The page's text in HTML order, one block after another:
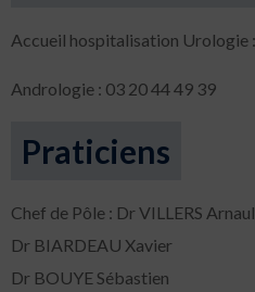
Accueil hospitalisation Urologie :
Andrologie : 03 20 44 49 39
Praticiens
Chef de Pôle : Dr VILLERS
Dr BIARDEAU Xavier
Dr BOUYE Sébastien